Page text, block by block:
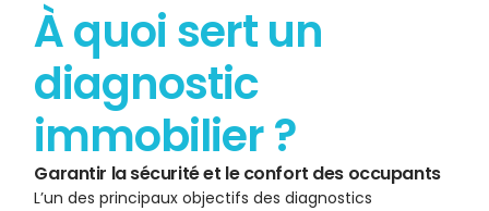
À quoi sert un
diagnostic
immobilier ?
Garantir la sécurité et le confort des occupants
L’un des principaux objectifs des diagnostics